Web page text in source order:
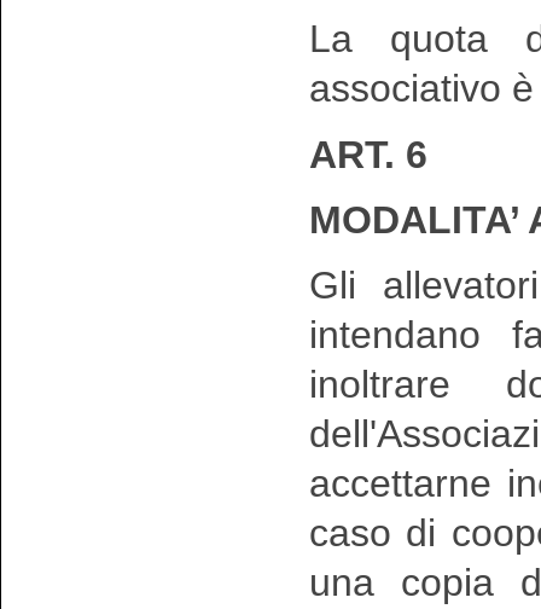
La quota
associativo
ART. 6
MODALITA’
Gli
intendano
inoltrare
accettarne
caso di
una copia